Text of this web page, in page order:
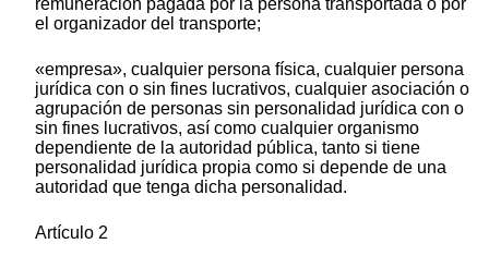
remuneración pagada por la persona transportada o por
el organizador del transporte;
«empresa», cualquier persona física, cualquier persona
jurídica con o sin fines lucrativos, cualquier asociación o
agrupación de personas sin personalidad jurídica con o
sin fines lucrativos, así como cualquier organismo
dependiente de la autoridad pública, tanto si tiene
personalidad jurídica propia como si depende de una
autoridad que tenga dicha personalidad.
Artículo 2